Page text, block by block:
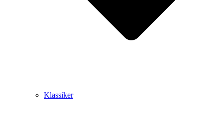
Klassiker